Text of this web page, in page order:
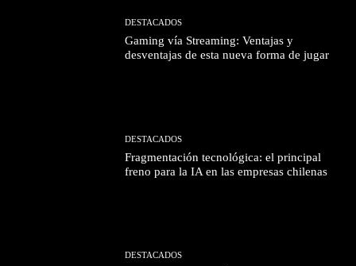
DESTACADOS
Gaming vía Streaming: Ventajas y
desventajas de esta nueva forma de jugar
DESTACADOS
Fragmentación tecnológica: el principal
freno para la IA en las empresas chilenas
DESTACADOS